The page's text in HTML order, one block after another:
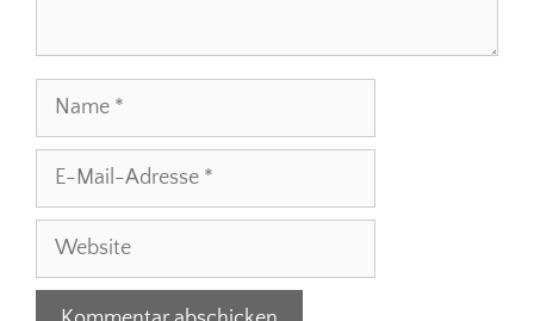
Name
Adresse
Website